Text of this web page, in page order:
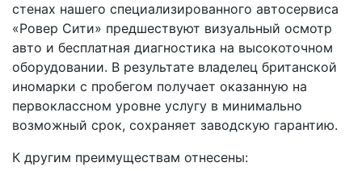
стенах нашего специализированного автосервиса
«Ровер Сити» предшествуют визуальный осмотр
авто и бесплатная диагностика на высокоточном
оборудовании. В результате владелец британской
иномарки с пробегом получает оказанную на
первоклассном уровне услугу в минимально
возможный срок, сохраняет заводскую гарантию.
К другим преимуществам отнесены: